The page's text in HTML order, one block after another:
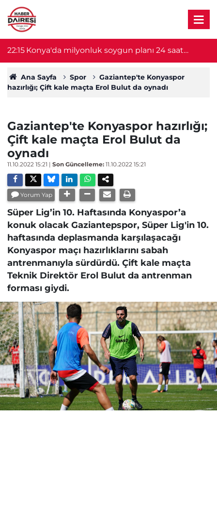
22:15 Konya'da milyonluk soygun planı 24 saat
sürdü! Şüpheliler yakalandı
Ana Sayfa Spor
Gaziantep'te Konyaspor
hazırlığı; Çift kale maçta Erol Bulut da oynadı
Gaziantep'te Konyaspor hazırlığı;
Çift kale maçta Erol Bulut da
oynadı
11.10.2022 15:21 | Son Güncelleme: 11.10.2022 15:21
Yorum Yap
Süper Lig’in 10. Haftasında Konyaspor’a
konuk olacak Gaziantepspor, Süper Lig'in 10.
haftasında deplasmanda karşılaşacağı
Konyaspor maçı hazırlıklarını sabah
antrenmanıyla sürdürdü. Çift kale maçta
Teknik Direktör Erol Bulut da antrenman
forması giydi.